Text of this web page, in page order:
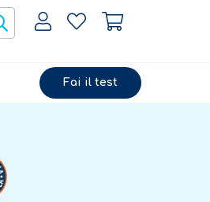
Fai il test